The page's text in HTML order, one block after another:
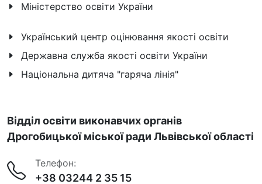
Міністерство освіти України
Український центр оцінювання якості освіти
Державна служба якості освіти України
Національна дитяча "гаряча лінія"
Відділ освіти виконавчих органів
Дрогобицької міської ради Львівської області
Телефон:
+38 03244 2 35 15